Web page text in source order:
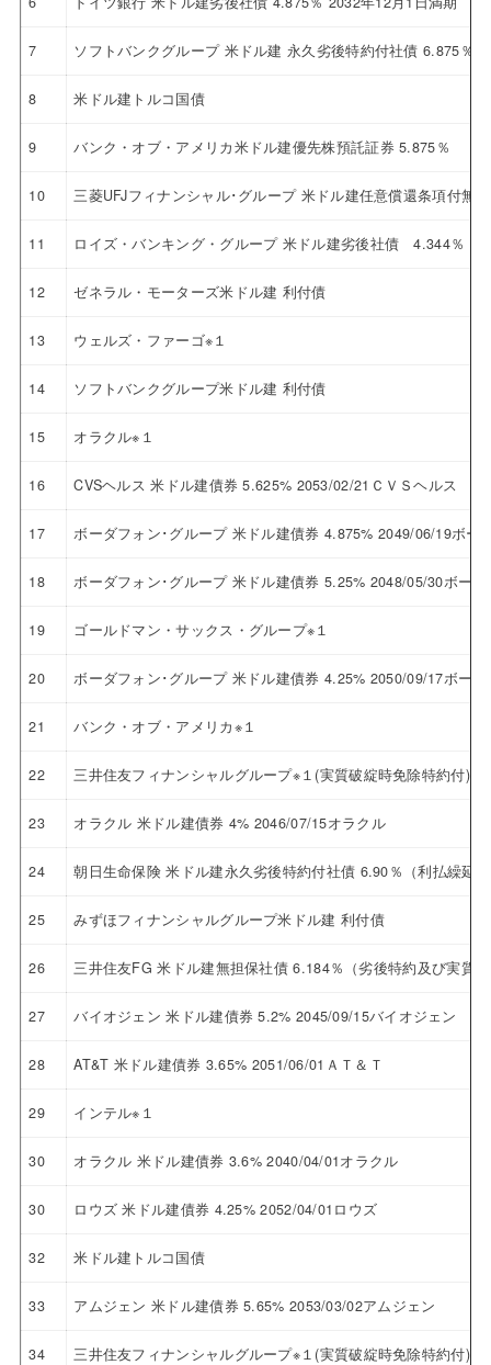
7 ソフトバンクグループ 米ドル建 永久劣後特約付社債 6.875％
8 米ドル建トルコ国債
9 バンク・オブ・アメリカ米ドル建優先株預託証券 5.875％
10 三菱UFJフィナンシャル･グループ 米ドル建任意償還条項付
11 ロイズ・バンキング・グループ 米ドル建劣後社債 4.344％
12 ゼネラル・モーターズ米ドル建 利付債
13 ウェルズ・ファーゴ※１
14 ソフトバンクグループ米ドル建 利付債
15 オラクル※１
16 CVSヘルス 米ドル建債券 5.625% 2053/02/21ＣＶＳヘルス
17 ボーダフォン･グループ 米ドル建債券 4.875% 2049/06/19ボー
18 ボーダフォン･グループ 米ドル建債券 5.25% 2048/05/30ボー
19 ゴールドマン・サックス・グループ※１
20 ボーダフォン･グループ 米ドル建債券 4.25% 2050/09/17ボー
21 バンク・オブ・アメリカ※１
22 三井住友フィナンシャルグループ※１(実質破綻時免除特約付)
23 オラクル 米ドル建債券 4% 2046/07/15オラクル
24 朝日生命保険 米ドル建永久劣後特約付社債 6.90％（利払繰延
25 みずほフィナンシャルグループ米ドル建 利付債
26 三井住友FG 米ドル建無担保社債 6.184％（劣後特約及び実質
27 バイオジェン 米ドル建債券 5.2% 2045/09/15バイオジェン
28 AT&T 米ドル建債券 3.65% 2051/06/01ＡＴ＆Ｔ
29 インテル※１
30 オラクル 米ドル建債券 3.6% 2040/04/01オラクル
30 ロウズ 米ドル建債券 4.25% 2052/04/01ロウズ
32 米ドル建トルコ国債
33 アムジェン 米ドル建債券 5.65% 2053/03/02アムジェン
34 三井住友フィナンシャルグループ※１(実質破綻時免除特約付)